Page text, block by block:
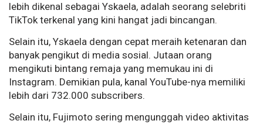
lebih dikenal sebagai Yskaela, adalah seorang selebriti
TikTok terkenal yang kini hangat jadi bincangan.
Selain itu, Yskaela dengan cepat meraih ketenaran dan
banyak pengikut di media sosial. Jutaan orang
mengikuti bintang remaja yang memukau ini di
Instagram. Demikian pula, kanal YouTube-nya memiliki
lebih dari 732.000 subscribers.
Selain itu, Fujimoto sering mengunggah video aktivitas